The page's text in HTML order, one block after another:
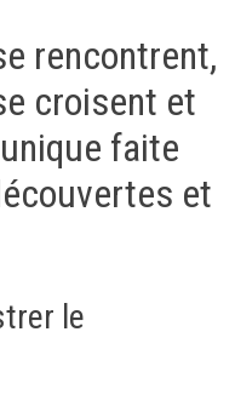
rencontrent,
croisent et
faite
et
le